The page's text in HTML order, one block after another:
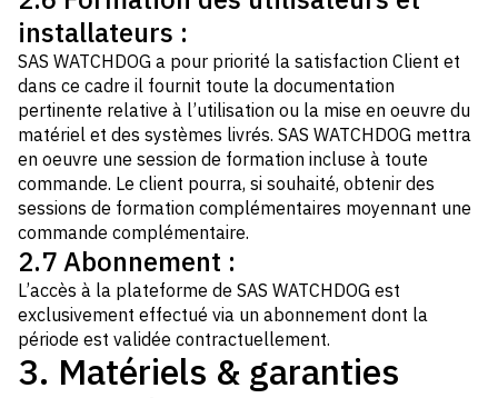
installateurs :
SAS WATCHDOG a pour priorité la satisfaction Client et
dans ce cadre il fournit toute la documentation
pertinente relative à l’utilisation ou la mise en oeuvre du
matériel et des systèmes livrés. SAS WATCHDOG mettra
en oeuvre une session de formation incluse à toute
commande. Le client pourra, si souhaité, obtenir des
sessions de formation complémentaires moyennant une
commande complémentaire.
2.7 Abonnement :
L’accès à la plateforme de SAS WATCHDOG est
exclusivement effectué via un abonnement dont la
période est validée contractuellement.
3. Matériels & garanties